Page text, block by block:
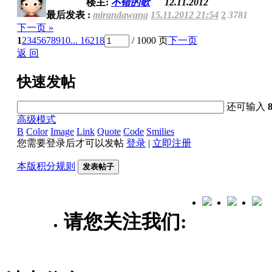
最后发表 : mirandawang 15.11.2012 21:54 2 3781
下一页 »
12345678910... 16218 / 1000 页下一页
返 回
快速发帖
还可输入
高级模式
B Color Image Link Quote Code Smilies
您需要登录后才可以发帖 登录 | 立即注册
本版积分规则 发表帖子
请您关注我们: